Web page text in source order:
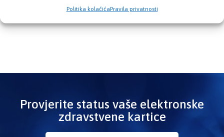
Politika kolačićaPravila privatnosti
Provjerite status vaše elektronske
zdravstvene kartice